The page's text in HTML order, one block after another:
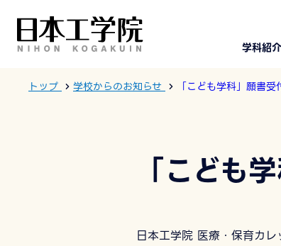
学科紹介
トップ 学校からのお知らせ 「こども学科」願書
「こども
日本工学院 医療・保育カ